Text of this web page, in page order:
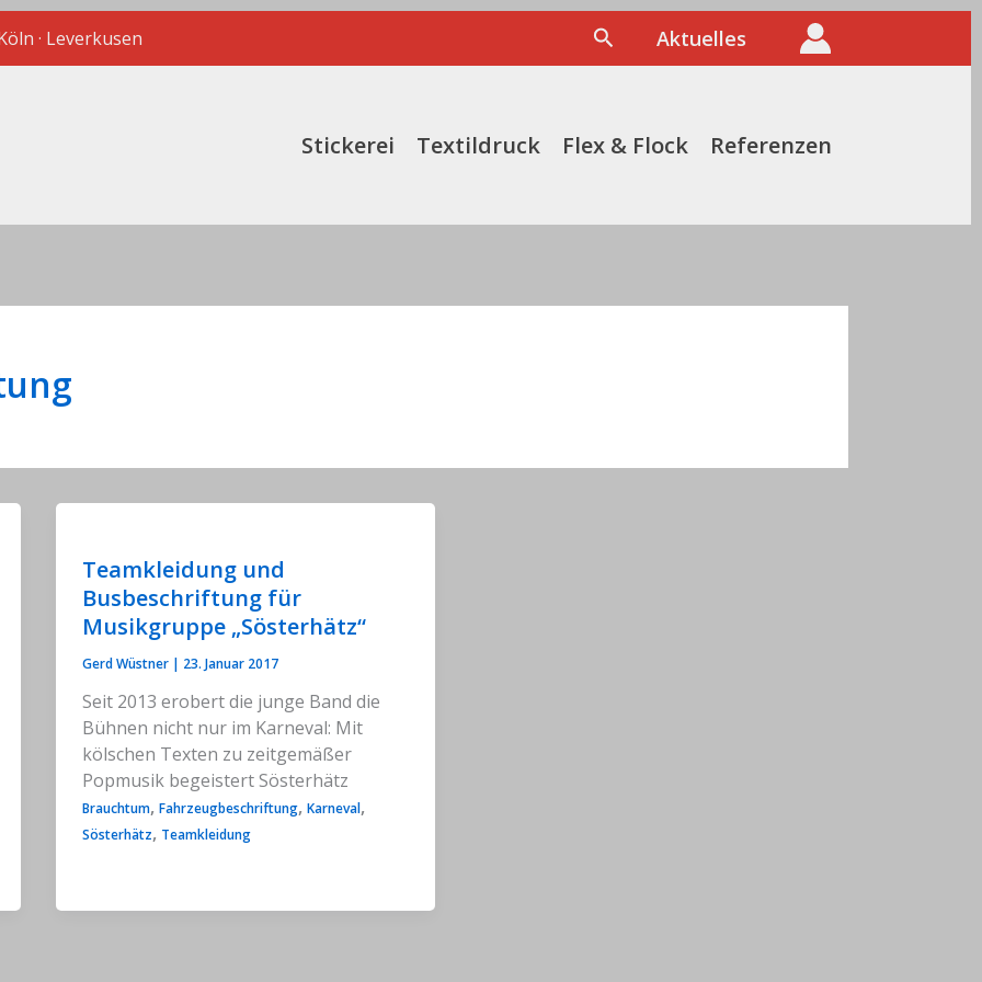
· Leverkusen SuchenAktuelles
Stickerei Textildruck Flex & Flock Referenzen
Teamkleidung und
Busbeschriftung für
Musikgruppe „Sösterhätz“
Gerd Wüstner | 23. Januar 2017
Seit 2013 erobert die junge Band die
Bühnen nicht nur im Karneval: Mit
kölschen Texten zu zeitgemäßer
Popmusik begeistert Sösterhätz
Brauchtum,Fahrzeugbeschriftung,Karneval,
Sösterhätz, Teamkleidung